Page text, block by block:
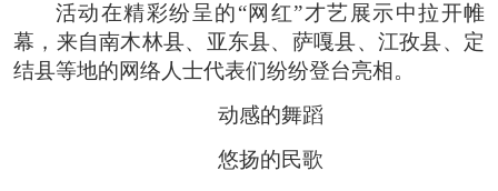
活动在精彩纷呈的“网红”才艺展示中拉开帷
幕，来自南木林县、亚东县、萨嘎县、江孜县、定
结县等地的网络人士代表们纷纷登台亮相。
动感的舞蹈
悠扬的民歌